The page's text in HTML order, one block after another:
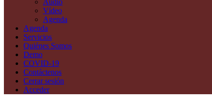
Vídeo
Agenda
Agenda
Servicios
Quiénes Somos
Demo
COVID-19
Contáctenos
Cerrar sesión
Acceder